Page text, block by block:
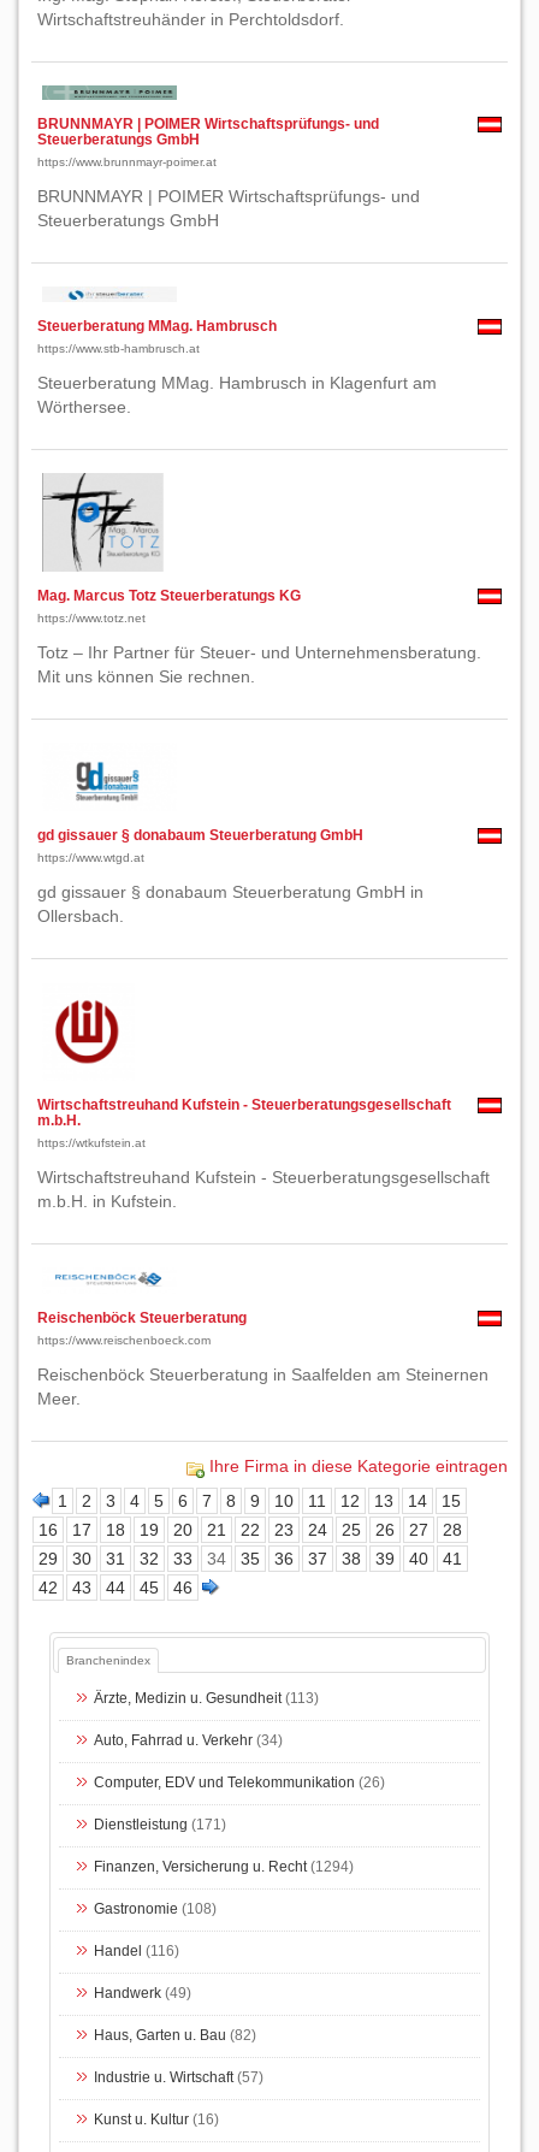
Wirtschaftstreuhänder in Perchtoldsdorf.
BRUNNMAYR | POIMER Wirtschaftsprüfungs- und
Steuerberatungs GmbH
https://www.brunnmayr-poimer.at
BRUNNMAYR | POIMER Wirtschaftsprüfungs- und
Steuerberatungs GmbH
Steuerberatung MMag. Hambrusch
https://www.stb-hambrusch.at
Steuerberatung MMag. Hambrusch in Klagenfurt am
Wörthersee.
Mag. Marcus Totz Steuerberatungs KG
https://www.totz.net
Totz – Ihr Partner für Steuer- und Unternehmensberatung.
Mit uns können Sie rechnen.
gd gissauer § donabaum Steuerberatung GmbH
https://www.wtgd.at
gd gissauer § donabaum Steuerberatung GmbH in
Ollersbach.
Wirtschaftstreuhand Kufstein - Steuerberatungsgesellschaft
m.b.H.
https://wtkufstein.at
Wirtschaftstreuhand Kufstein - Steuerberatungsgesellschaft
m.b.H. in Kufstein.
Reischenböck Steuerberatung
https://www.reischenboeck.com
Reischenböck Steuerberatung in Saalfelden am Steinernen
Meer.
Ihre Firma in diese Kategorie eintragen
1
2 3 4 5 6 7 8 9 10 11 12 13 14
15
16
17 18 19 20 21 22 23 24 25 26 27
28
29
30 31 32 33 34 35 36 37 38 39 40
41
42
43 44 45 46
Branchenindex
Ärzte, Medizin u. Gesundheit(113)
Auto, Fahrrad u. Verkehr (34)
Computer, EDV und Telekommunikation (26)
Dienstleistung (171)
Finanzen, Versicherung u. Recht(1294)
Gastronomie (108)
Handel (116)
Handwerk (49)
Haus, Garten u. Bau (82)
Industrie u. Wirtschaft(57)
Kunst u. Kultur (16)